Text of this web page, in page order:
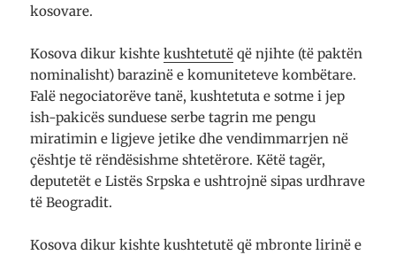
kosovare.
Kosova dikur kishtekushtetutë që njihte (të paktën
nominalisht) barazinë e komuniteteve kombëtare.
Falë negociatorëve tanë, kushtetuta e sotme i jep
ish-pakicës sunduese serbe tagrin me pengu
miratimin e ligjeve jetike dhe vendimmarrjen në
çështje të rëndësishme shtetërore. Këtë tagër,
deputetët e Listës Srpska e ushtrojnë sipas urdhrave
të Beogradit.
Kosova dikur kishte kushtetutë që mbronte lirinë e